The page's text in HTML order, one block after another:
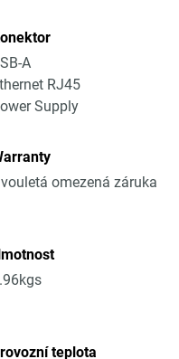
A
RJ45
Supply
omezená záruka
teplota